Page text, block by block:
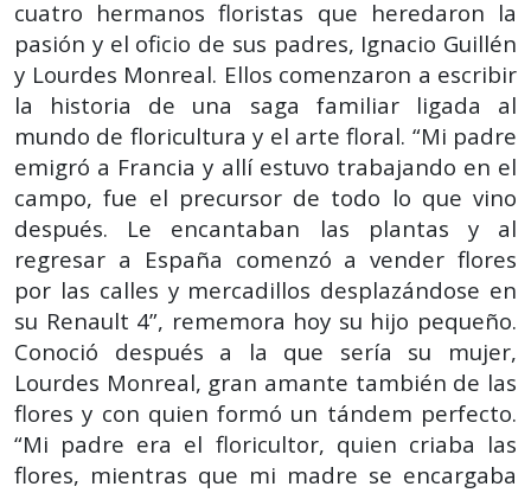
cuatro hermanos floristas que heredaron la
pasión y el oficio de sus padres, Ignacio Guillén
y Lourdes Monreal. Ellos comenzaron a escribir
la historia de una saga familiar ligada al
mundo de floricultura y el arte floral. “Mi padre
emigró a Francia y allí estuvo trabajando en el
campo, fue el precursor de todo lo que vino
después. Le encantaban las plantas y al
regresar a España comenzó a vender flores
por las calles y mercadillos desplazándose en
su Renault 4”, rememora hoy su hijo pequeño.
Conoció después a la que sería su mujer,
Lourdes Monreal, gran amante también de las
flores y con quien formó un tándem perfecto.
“Mi padre era el floricultor, quien criaba las
flores, mientras que mi madre se encargaba